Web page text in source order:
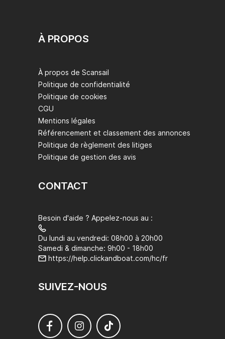
À PROPOS
À propos de Scansail
Politique de confidentialité
Politique de cookies
CGU
Mentions légales
Référencement et classement des annonces
Politique de règlement des litiges
Politique de gestion des avis
CONTACT
Besoin d'aide ? Appelez-nous au :
Du lundi au vendredi: 08h00 à 20h00
Samedi & dimanche: 9h00 - 18h00
https://help.clickandboat.com/hc/fr
SUIVEZ-NOUS